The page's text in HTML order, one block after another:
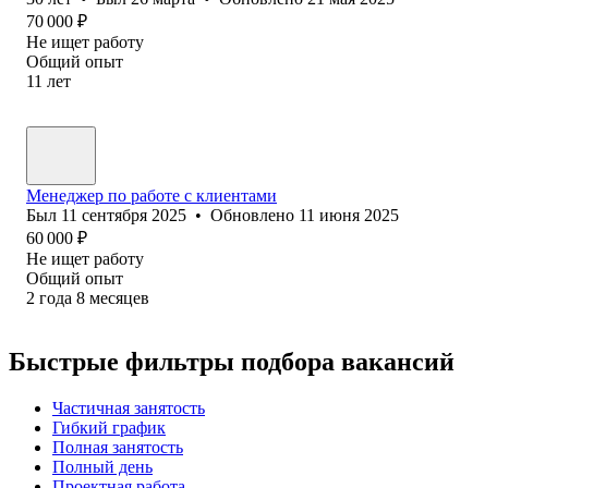
70 000 ₽
Не ищет работу
Общий опыт
11 лет
Менеджер по работе с клиентами
Был 11 сентября 2025 • Обновлено 11 июня 2025
60 000 ₽
Не ищет работу
Общий опыт
2 года 8 месяцев
Быстрые фильтры подбора вакансий
Частичная занятость
Гибкий график
Полная занятость
Полный день